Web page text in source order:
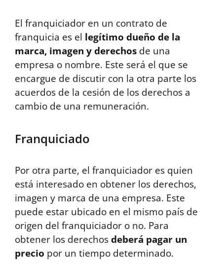
El franquiciador en un contrato de
franquicia es el legítimo dueño de la
marca, imagen y derechos de una
empresa o nombre. Este será el que se
encargue de discutir con la otra parte los
acuerdos de la cesión de los derechos a
cambio de una remuneración.
Franquiciado
Por otra parte, el franquiciador es quien
está interesado en obtener los derechos,
imagen y marca de una empresa. Este
puede estar ubicado en el mismo país de
origen del franquiciador o no. Para
obtener los derechosdeberá pagar un
precio por un tiempo determinado.